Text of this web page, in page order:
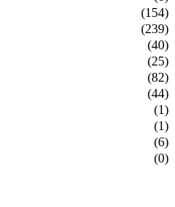
(154)
(239)
(40)
(25)
(82)
(44)
(1)
(1)
(6)
(0)